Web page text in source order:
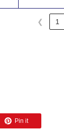
❮ 1
Pin it